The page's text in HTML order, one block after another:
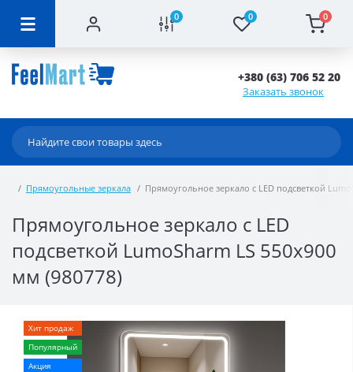
0 0 0
+380 (63) 706 52 20
Заказать звонок
Прямоугольные зеркала Прямоугольное зеркало с LED подсветкой
Прямоугольное зеркало с LED
подсветкой LumoSharm LS 550x900
мм (980778)
Хит продаж
Популярный
Акция